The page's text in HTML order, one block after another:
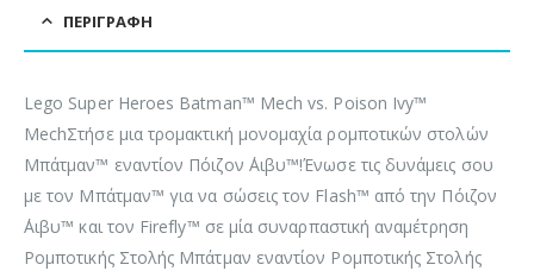
ΠΕΡΙΓΡΑΦΉ
Lego Super Heroes Batman™ Mech vs. Poison Ivy™
MechΣτήσε μια τρομακτική μονομαχία ρομποτικών στολών
Μπάτμαν™ εναντίον Πόιζον ΄Αιβυ™!Ένωσε τις δυνάμεις σου
με τον Μπάτμαν™ για να σώσεις τον Flash™ από την Πόιζον
΄Αιβυ™ και τον Firefly™ σε μία συναρπαστική αναμέτρηση
Ρομποτικής Στολής Μπάτμαν εναντίον Ρομποτικής Στολής